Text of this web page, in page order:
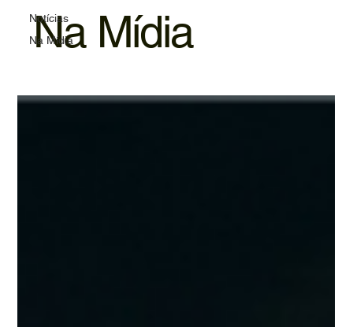
Notícias
Na Mídia
Na Mídia